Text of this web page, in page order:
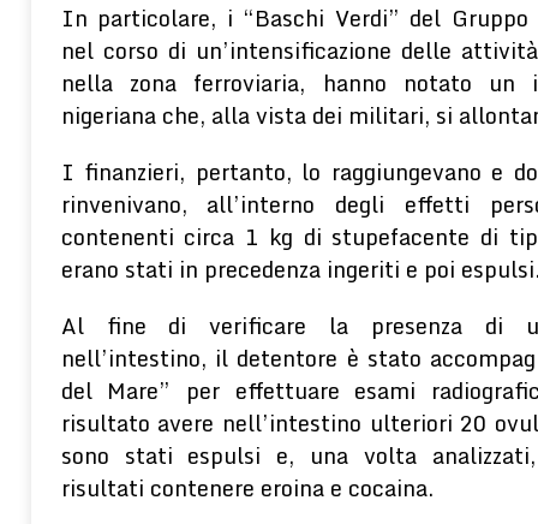
In particolare, i “Baschi Verdi” del
nel corso di un’intensificazione delle
nella zona ferroviaria, hanno notato un
nigeriana che, alla vista dei militari, si
I finanzieri, pertanto, lo raggiungevano e
rinvenivano, all’interno degli effetti
contenenti circa 1 kg di stupefacente di
erano stati in precedenza ingeriti e poi
Al fine di verificare la presenza di
nell’intestino, il detentore è stato
del Mare” per effettuare esami
risultato avere nell’intestino ulteriori 20
sono stati espulsi e, una volta
risultati contenere eroina e cocaina.